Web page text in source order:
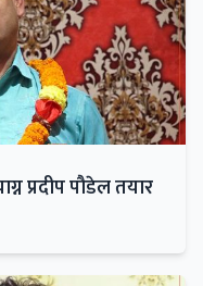
प्रदीप पौडेल तयार